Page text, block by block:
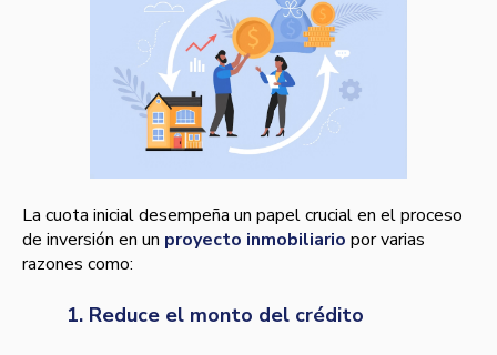
La cuota inicial desempeña un papel crucial en el proceso
de inversión en un proyecto inmobiliario por varias
razones como:
1. Reduce el monto del crédito